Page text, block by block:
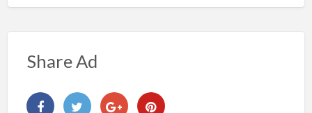
Share Ad